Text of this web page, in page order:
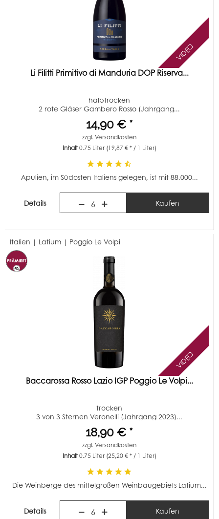
VIDEO
Li Filitti Primitivo di Manduria DOP Riserva...
halbtrocken
2 rote Gläser Gambero Rosso (Jahrgang...
14,90 € *
zzgl.Versandkosten
Inhalt0.75 Liter (19,87 € * / 1 Liter)
Apulien, im Südosten Italiens gelegen, ist mit 88.000...
Details 6 Kaufen
Italien | Latium | Poggio Le Volpi
VIDEO
Baccarossa Rosso Lazio IGP Poggio Le Volpi...
trocken
3 von 3 Sternen Veronelli (Jahrgang 2023)...
18,90 € *
zzgl.Versandkosten
Inhalt0.75 Liter (25,20 € * / 1 Liter)
Die Weinberge des mittelgroßen Weinbaugebiets Latium...
Details 6 Kaufen